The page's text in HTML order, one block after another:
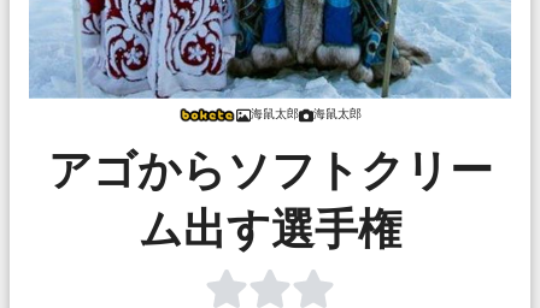
海鼠太郎 海鼠太郎
アゴからソフトクリー
ム出す選手権